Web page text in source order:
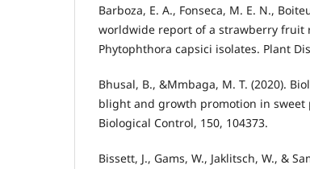
Barboza, E. A., Fonseca, M. E. N.,
worldwide report of a strawberry fruit
Phytophthora capsici isolates. Plant
Bhusal, B., &Mmbaga, M. T. (2020).
blight and growth promotion in sweet
Biological Control, 150, 104373.
Bissett, J., Gams, W., Jaklitsch, W., &